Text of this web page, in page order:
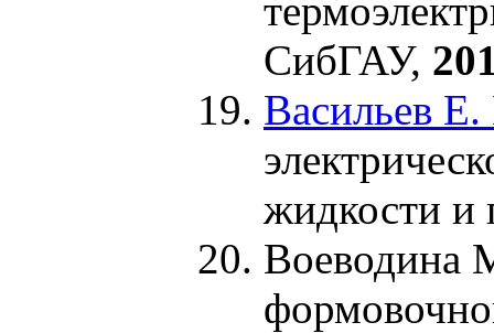
СибГАУ,
Васильев
жидкости и
Воеводина